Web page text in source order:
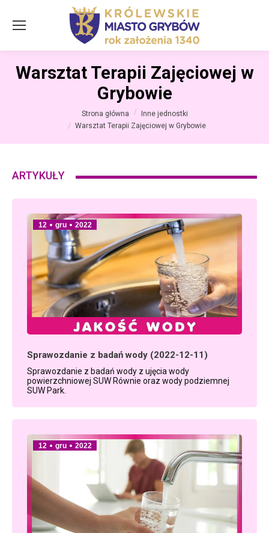
Warsztat Terapii Zajęciowej w
Grybowie
Strona główna
Inne jednostki
Warsztat Terapii Zajęciowej w Grybowie
ARTYKUŁY
gru
12 2022
Sprawozdanie z badań wody (2022-12-11)
Sprawozdanie z badań wody z ujęcia wody
powierzchniowej SUW Równie oraz wody podziemnej
SUW Park.
gru
12 2022